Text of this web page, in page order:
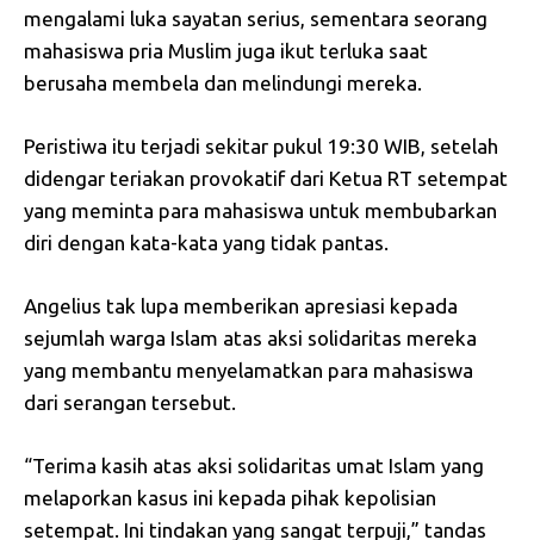
mengalami luka sayatan serius, sementara seorang
mahasiswa pria Muslim juga ikut terluka saat
berusaha membela dan melindungi mereka.
Peristiwa itu terjadi sekitar pukul 19:30 WIB, setelah
didengar teriakan provokatif dari Ketua RT setempat
yang meminta para mahasiswa untuk membubarkan
diri dengan kata-kata yang tidak pantas.
Angelius tak lupa memberikan apresiasi kepada
sejumlah warga Islam atas aksi solidaritas mereka
yang membantu menyelamatkan para mahasiswa
dari serangan tersebut.
“Terima kasih atas aksi solidaritas umat Islam yang
melaporkan kasus ini kepada pihak kepolisian
setempat. Ini tindakan yang sangat terpuji,” tandas